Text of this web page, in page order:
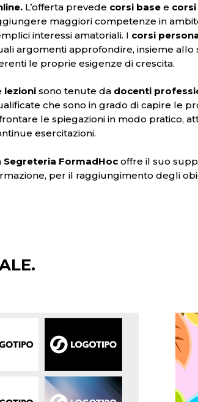
L’offerta prevede corsi base e
maggiori competenze in
interessi amatoriali. I corsi
argomenti approfondire, insieme allo
le proprie esigenze di crescita.
lezioni sono tenute da docenti
che sono in grado di capire le
le spiegazioni in modo pratico,
esercitazioni.
Segreteria FormadHoc offre il suo
per il raggiungimento degli